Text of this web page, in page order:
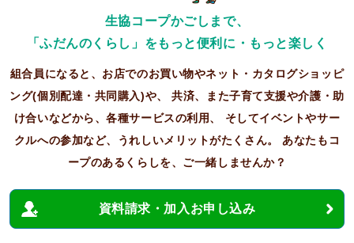
生協コープかごしまで、
「ふだんのくらし」をもっと便利に・もっと楽しく
組合員になると、お店でのお買い物やネット・カタログショッピ
ング(個別配達・共同購入)や、共済、また子育て支援や介護・助
け合いなどから、各種サービスの利用、
そしてイベントやサー
クルへの参加など、うれしいメリットがたくさん。
あなたもコ
ープのあるくらしを、ご一緒しませんか？
資料請求・加入お申し込み